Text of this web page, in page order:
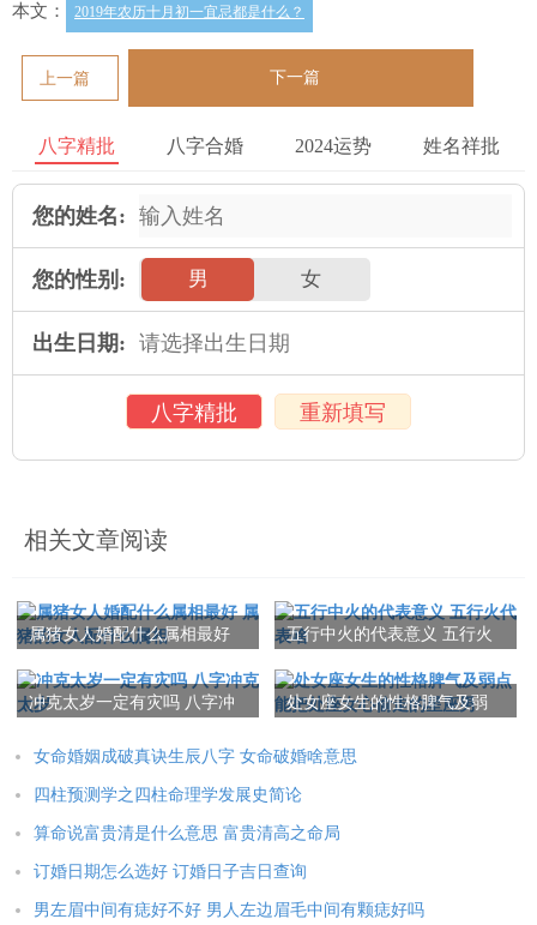
本文： 2019年农历十月初一宜忌都是什么？
上一篇 下一篇
八字精批 八字合婚 2024运势 姓名祥批
您的姓名:
您的性别: 男 女
出生日期:
八字精批 重新填写
相关文章阅读
属猪女人婚配什么属相最好
五行中火的代表意义 五行火
冲克太岁一定有灾吗 八字冲
处女座女生的性格脾气及弱
男
女命婚姻成破真诀生辰八字 女命破婚啥意思
四柱预测学之四柱命理学发展史简论
算命说富贵清是什么意思 富贵清高之命局
订婚日期怎么选好 订婚日子吉日查询
男左眉中间有痣好不好 男人左边眉毛中间有颗痣好吗